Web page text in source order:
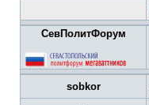
СевПолитФорум
sobkor